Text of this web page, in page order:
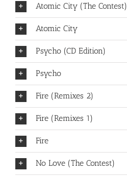
Atomic City (The Contest)
Atomic City
Psycho (CD Edition)
Psycho
Fire (Remixes 2)
Fire (Remixes 1)
Fire
No Love (The Contest)